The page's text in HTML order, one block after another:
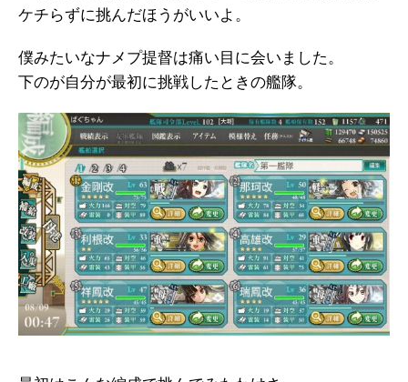
ケチらずに挑んだほうがいいよ。
僕みたいなナメプ提督は痛い目に会いました。
下のが自分が最初に挑戦したときの艦隊。